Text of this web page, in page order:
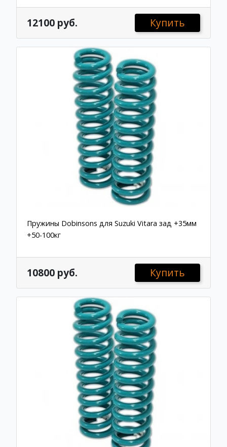
12100 руб. Купить
Пружины Dobinsons для Suzuki Vitara зад +35мм
+50-100кг
10800 руб. Купить